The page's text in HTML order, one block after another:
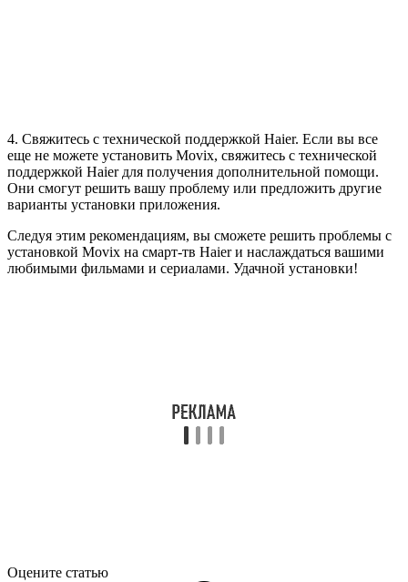
4. Свяжитесь с технической поддержкой Haier. Если вы все
еще не можете установить Movix, свяжитесь с технической
поддержкой Haier для получения дополнительной помощи.
Они смогут решить вашу проблему или предложить другие
варианты установки приложения.
Следуя этим рекомендациям, вы сможете решить проблемы с
установкой Movix на смарт-тв Haier и наслаждаться вашими
любимыми фильмами и сериалами. Удачной установки!
Оцените статью